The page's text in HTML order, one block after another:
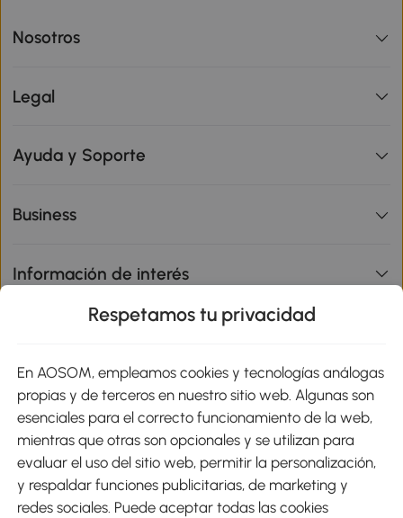
Nosotros
Legal
Ayuda y Soporte
Business
Información de interés
Métodos de Pago
Envíos
Respetamos tu privacidad
En AOSOM, empleamos cookies y tecnologías análogas
propias y de terceros en nuestro sitio web. Algunas son
esenciales para el correcto funcionamiento de la web,
mientras que otras son opcionales y se utilizan para
evaluar el uso del sitio web, permitir la personalización,
y respaldar funciones publicitarias, de marketing y
redes sociales. Puede aceptar todas las cookies